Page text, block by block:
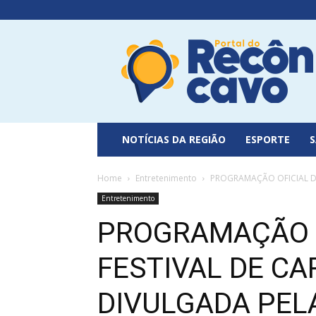
Portal
do
Recôncavo
NOTÍCIAS DA REGIÃO ESPORTE
Home Entretenimento PROGRAMAÇÃO OFICIAL
Entretenimento
FESTIVAL DE
DIVULGADA